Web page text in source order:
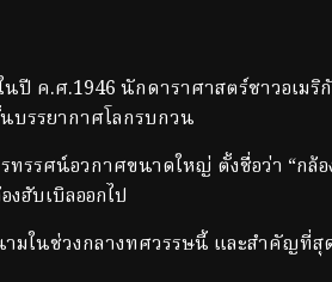
ปี ค.ศ.1946 นักดาราศาสตร์ชาวอเมริ
บรรยากาศโลกรบกวน
รรศน์อวกาศขนาดใหญ่ ตั้งชื่อว่า “กล้อ
งฮับเบิลออกไป
มในช่วงกลางทศวรรษนี้ และสำคัญที่สุ